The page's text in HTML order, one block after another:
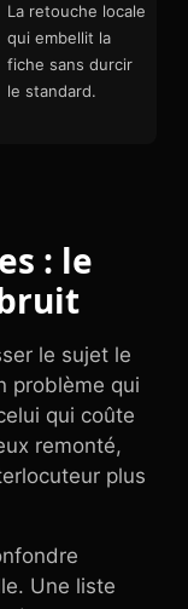
La retouche locale
qui embellit la
fiche sans durcir
le standard.
: le
le sujet le
problème qui
qui coûte
remonté,
plus
Une liste